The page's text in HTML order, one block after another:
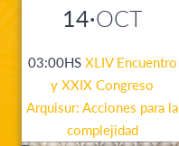
14·OCT
03:00HS XLIV Encuentro
y XXIX Congreso
Arquisur: Acciones para la
complejidad